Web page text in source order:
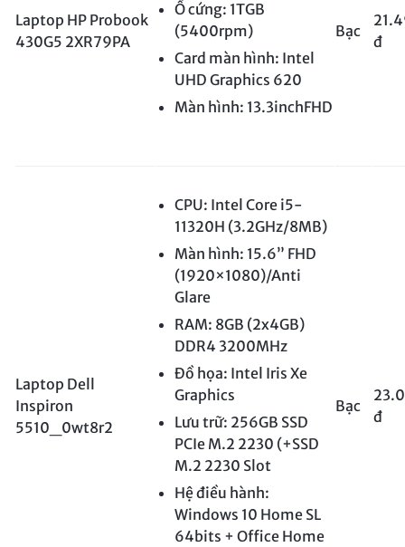
Laptop HP Probook
430G5 2XR79PA
Ổ cứng: 1TGB
(5400rpm)
Card màn hình: Intel
UHD Graphics 620
Màn hình: 13.3inchFHD
Bạc
đ
Laptop Dell
Inspiron
5510_0wt8r2
CPU: Intel Core i5-
11320H (3.2GHz/8MB)
Màn hình: 15.6” FHD
(1920×1080)/Anti
Glare
RAM: 8GB (2x4GB)
DDR4 3200MHz
Đồ họa: Intel Iris Xe
Graphics
Lưu trữ: 256GB SSD
PCIe M.2 2230 (+SSD
M.2 2230 Slot
Hệ điều hành:
Windows 10 Home SL
64bits + Office Home
Bạc
đ